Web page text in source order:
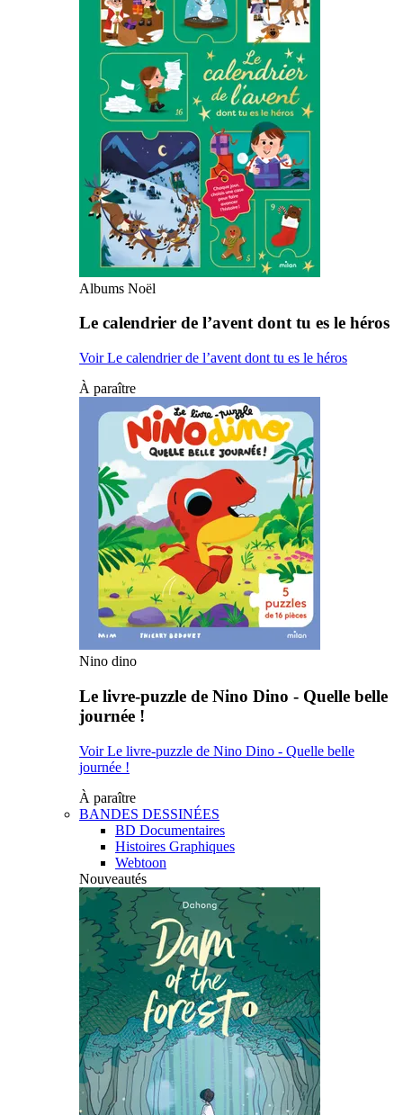
Albums Noël
Le calendrier de l’avent dont tu es le héros
Voir Le calendrier de l’avent dont tu es le héros
À paraître
Nino dino
Le livre-puzzle de Nino Dino - Quelle belle
journée !
Voir Le livre-puzzle de Nino Dino - Quelle belle
journée !
À paraître
BANDES DESSINÉES
BD Documentaires
Histoires Graphiques
Webtoon
Nouveautés